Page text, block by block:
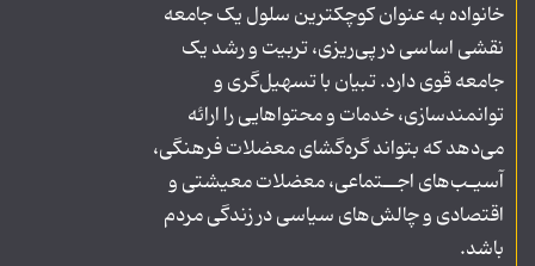
خانواده به عنوان کوچکترین سلول یک جامعه
نقشی اساسی در پی‌ریزی، تربیت و رشد یک
جامعه قوی دارد. تبیان با تسهیل‌گری و
توانمندسازی، خدمات و محتواهایی را ارائه
می‌دهد که بتواند گره‌گشای معضلات فرهنگی،
آسیـب‌های اجــتماعی، معضلات معیشتی و
اقتصادی و چالش‌های سیاسی در زندگی مردم
باشد.